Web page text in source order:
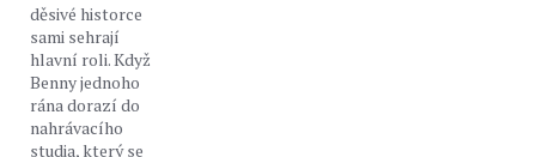
děsivé historce
sami sehrají
hlavní roli. Když
Benny jednoho
rána dorazí do
nahrávacího
studia, který se